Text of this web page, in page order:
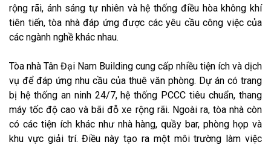
rộng rãi, ánh sáng tự nhiên và hệ thống điều hòa không khí
tiên tiến, tòa nhà đáp ứng được các yêu cầu công việc của
các ngành nghề khác nhau.
Tòa nhà Tân Đại Nam Building cung cấp nhiều tiện ích và dịch
vụ để đáp ứng nhu cầu của thuê văn phòng. Dự án có trang
bị hệ thống an ninh 24/7, hệ thống PCCC tiêu chuẩn, thang
máy tốc độ cao và bãi đỗ xe rộng rãi. Ngoài ra, tòa nhà còn
có các tiện ích khác như nhà hàng, quầy bar, phòng họp và
khu vực giải trí. Điều này tạo ra một môi trường làm việc